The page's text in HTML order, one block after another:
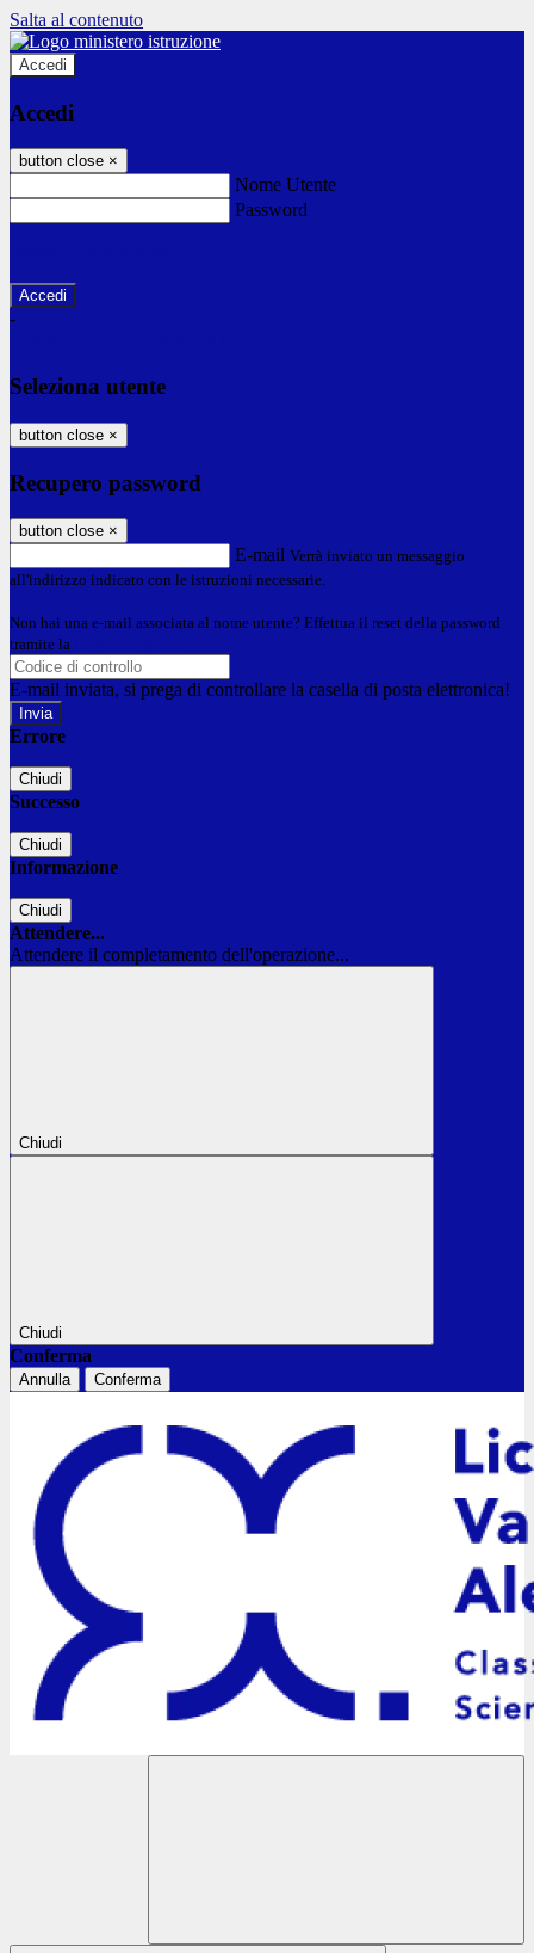
Salta al contenuto
Accedi
Accedi
button close ×
Nome Utente
Password
-
Seleziona utente
button close ×
Recupero password
button close ×
E-mail Verrà inviato un messaggio
all'indirizzo indicato con le istruzioni necessarie.
Non hai una e-mail associata al nome utente? Effettua il reset della password
tramite la
E-mail inviata, si prega di controllare la casella di posta elettronica!
Errore
Chiudi
Successo
Chiudi
Informazione
Chiudi
Attendere...
Attendere il completamento dell'operazione...
Chiudi
Chiudi
Conferma
Annulla Conferma